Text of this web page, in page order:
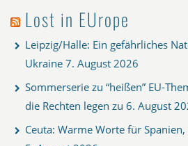
Lost in EUrope
Leipzig/Halle: Ein gefährliches
Ukraine 7. August 2026
Sommerserie zu “heißen” EU-
die Rechten legen zu 6. August
Ceuta: Warme Worte für